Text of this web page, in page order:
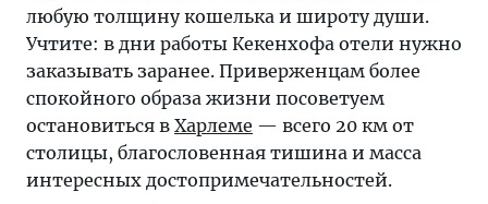
любую толщину кошелька и широту души.
Учтите: в дни работы Кекенхофа отели нужно
заказывать заранее. Приверженцам более
спокойного образа жизни посоветуем
остановиться в Харлеме — всего 20 км от
столицы, благословенная тишина и масса
интересных достопримечательностей.